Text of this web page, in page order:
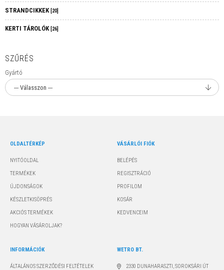
STRANDCIKKEK [20]
KERTI TÁROLÓK [26]
SZŰRÉS
Gyártó
OLDALTÉRKÉP
NYITÓOLDAL
TERMÉKEK
ÚJDONSÁGOK
KÉSZLETKISÖPRÉS
AKCIÓS TERMÉKEK
HOGYAN VÁSÁROLJAK?
VÁSÁRLÓI FIÓK
BELÉPÉS
REGISZTRÁCIÓ
PROFILOM
KOSÁR
KEDVENCEIM
INFORMÁCIÓK
ÁLTALÁNOS SZERZŐDÉSI FELTÉTELEK
WETRO BT.
2330 DUNAHARASZTI, SOROKSÁRI ÚT